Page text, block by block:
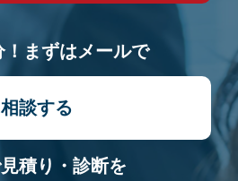
！まずはメールで
相談する
積り・診断を